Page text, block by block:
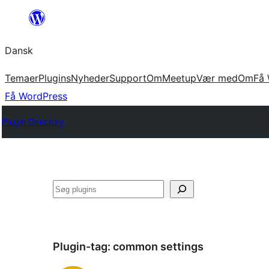
Spring
indhold
Dansk
TemaerPluginsNyhederSupportOmMeetupVær medOmFå
Få WordPress
Plugin Directory
Søg
Plugin-tag: common settings